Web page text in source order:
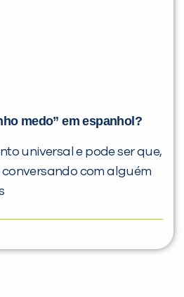
medo” em espanhol?
universal e pode ser que,
com alguém